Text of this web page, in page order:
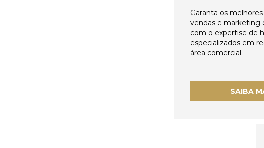
Garanta os
vendas e marketing
com o expertise de
especializados em
área comercial.
SAIBA